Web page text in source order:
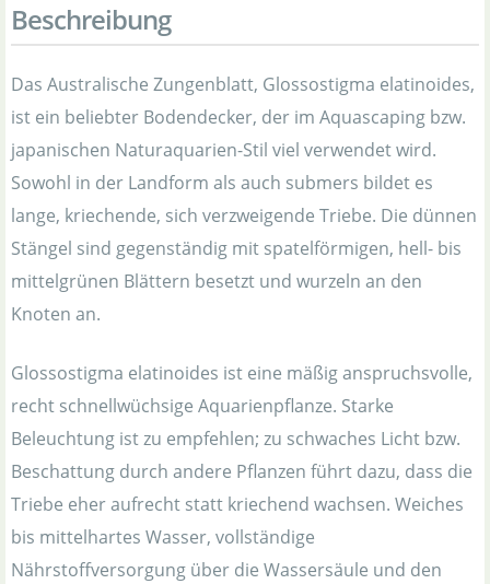
Beschreibung
Das Australische Zungenblatt, Glossostigma elatinoides,
ist ein beliebter Bodendecker, der im Aquascaping bzw.
japanischen Naturaquarien-Stil viel verwendet wird.
Sowohl in der Landform als auch submers bildet es
lange, kriechende, sich verzweigende Triebe. Die dünnen
Stängel sind gegenständig mit spatelförmigen, hell- bis
mittelgrünen Blättern besetzt und wurzeln an den
Knoten an.
Glossostigma elatinoides ist eine mäßig anspruchsvolle,
recht schnellwüchsige Aquarienpflanze. Starke
Beleuchtung ist zu empfehlen; zu schwaches Licht bzw.
Beschattung durch andere Pflanzen führt dazu, dass die
Triebe eher aufrecht statt kriechend wachsen. Weiches
bis mittelhartes Wasser, vollständige
Nährstoffversorgung über die Wassersäule und den